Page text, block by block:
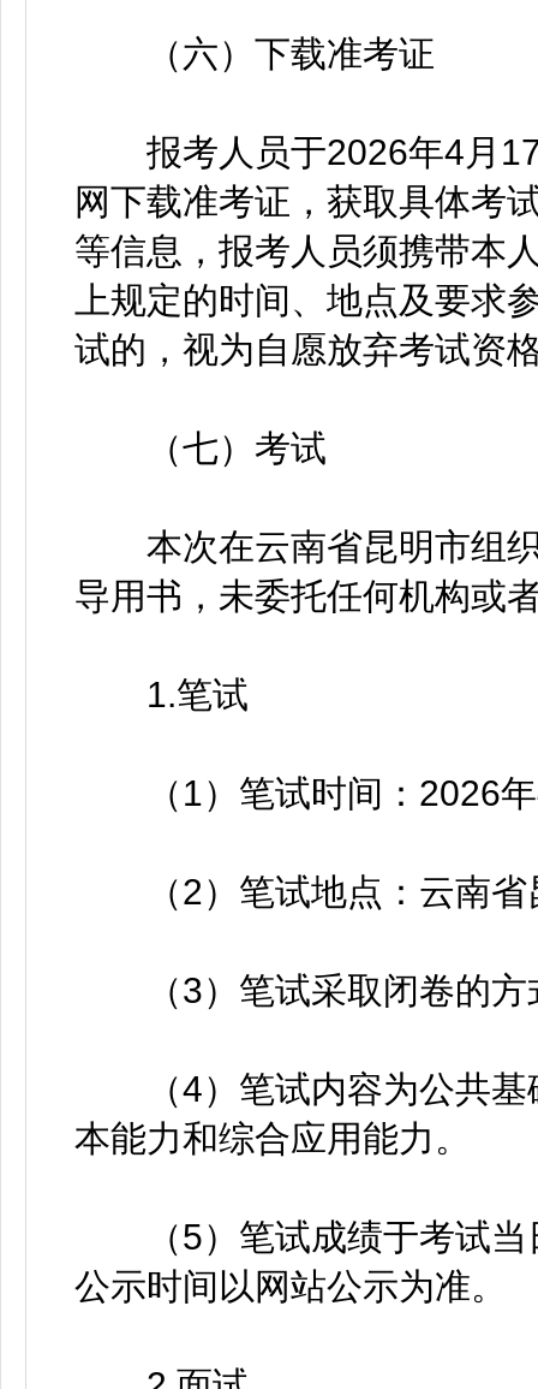
（六）下载准考证
报考人员于2026年4月17
网下载准考证，获取具体考
等信息，报考人员须携带本
上规定的时间、地点及要求
试的，视为自愿放弃考试资
（七）考试
本次在云南省昆明市组织
导用书，未委托任何机构或
1.笔试
（1）笔试时间：2026年
（2）笔试地点：云南省
（3）笔试采取闭卷的方
（4）笔试内容为公共基
本能力和综合应用能力。
（5）笔试成绩于考试当
公示时间以网站公示为准。